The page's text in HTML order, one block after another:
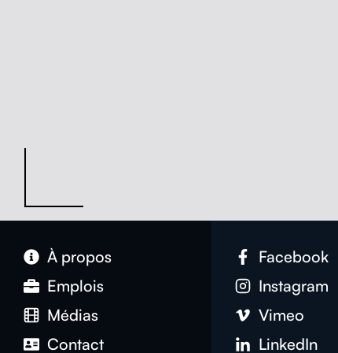
À pro­pos
Emplois
Médias
Con­tact
Face­book
Insta­gram
Vimeo
LinkedIn